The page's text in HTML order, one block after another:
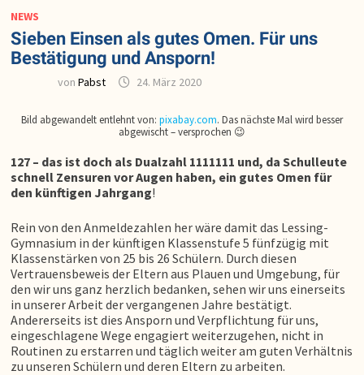
NEWS
Sieben Einsen als gutes Omen. Für uns
Bestätigung und Ansporn!
vonPabst 24. März 2020
Bild abgewandelt entlehnt von: pixabay.com. Das nächste Mal wird besser
abgewischt – versprochen 😉
127 – das ist doch als Dualzahl 1111111 und, da Schulleute
schnell Zensuren vor Augen haben, ein gutes Omen für
den künftigen Jahrgang!
Rein von den Anmeldezahlen her wäre damit das Lessing-
Gymnasium in der künftigen Klassenstufe 5 fünfzügig mit
Klassenstärken von 25 bis 26 Schülern. Durch diesen
Vertrauensbeweis der Eltern aus Plauen und Umgebung, für
den wir uns ganz herzlich bedanken, sehen wir uns einerseits
in unserer Arbeit der vergangenen Jahre bestätigt.
Andererseits ist dies Ansporn und Verpflichtung für uns,
eingeschlagene Wege engagiert weiterzugehen, nicht in
Routinen zu erstarren und täglich weiter am guten Verhältnis
zu unseren Schülern und deren Eltern zu arbeiten.